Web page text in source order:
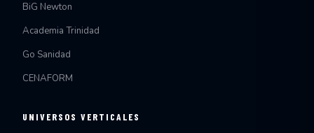
BiG Newton
Academia Trinidad
Go Sanidad
CENAFORM
UNIVERSOS VERTICALES